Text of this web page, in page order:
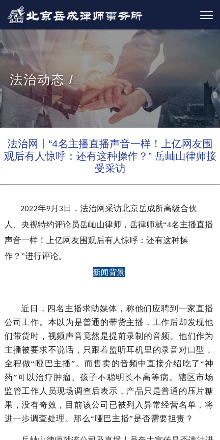
法治动态 /
法治网丨“4名主播直播声音一样！上亿网友围
观后有人惊呼：还有这种操作？” 岳屾山律师接
受采访
2022年9 月 3 日，法治网采访北京岳成所高级合伙
人、央视特约评论员岳屾山律师，岳律师就“4名主播直播
声音一样！ 上亿网友围观后有人惊呼： 还有这种操
作？ ”进行评论。
新闻背景
近日，四名主播求助媒体， 称他们应聘到一家直播
公司工作。 本以为是普通的带货主播，工作后却发现他
们带货时， 视频声音竟然是提前录制的音频。他们作为
主播被要求不说话，只跟着监听耳机里的录音对口型，
全程做“哑巴主播”。而售卖的音频中直接介绍吃了“神
药”可以治疗肿瘤、孩子不聪明长不高等病。辖区市场
监管工作人员现场调查后表示，产品只是普通的压片糖
果，没有奇效，目前该公司已被列入异常经营名单，将
进一步调查处理。那么“哑巴主播”是否需要担责？